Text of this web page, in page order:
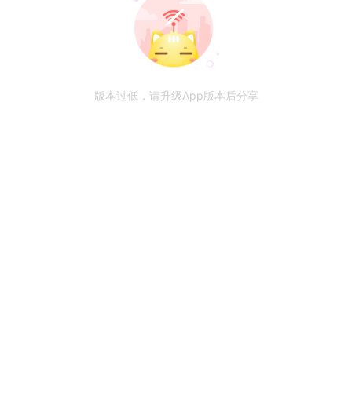
版本过低，请升级App版本后分享